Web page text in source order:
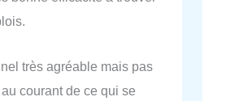
très agréable mais pas
courant de ce qui se